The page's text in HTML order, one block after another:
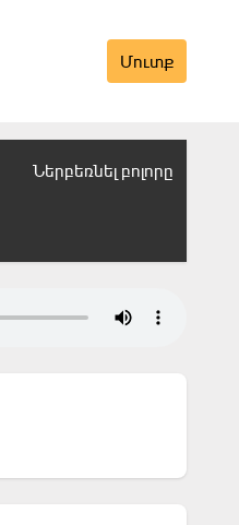
Մուտք
Ներբեռնել բոլորը